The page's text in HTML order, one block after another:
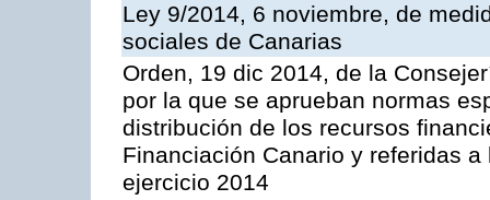
Ley 9/2014, 6 noviembre, de
sociales de Canarias
Orden, 19 dic 2014, de la
por la que se aprueban normas
distribución de los recursos
Financiación Canario y referidas
ejercicio 2014